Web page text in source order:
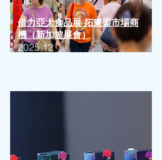
借力亞太食品展 拓東盟市場商
機（新加坡展會）
2025.12